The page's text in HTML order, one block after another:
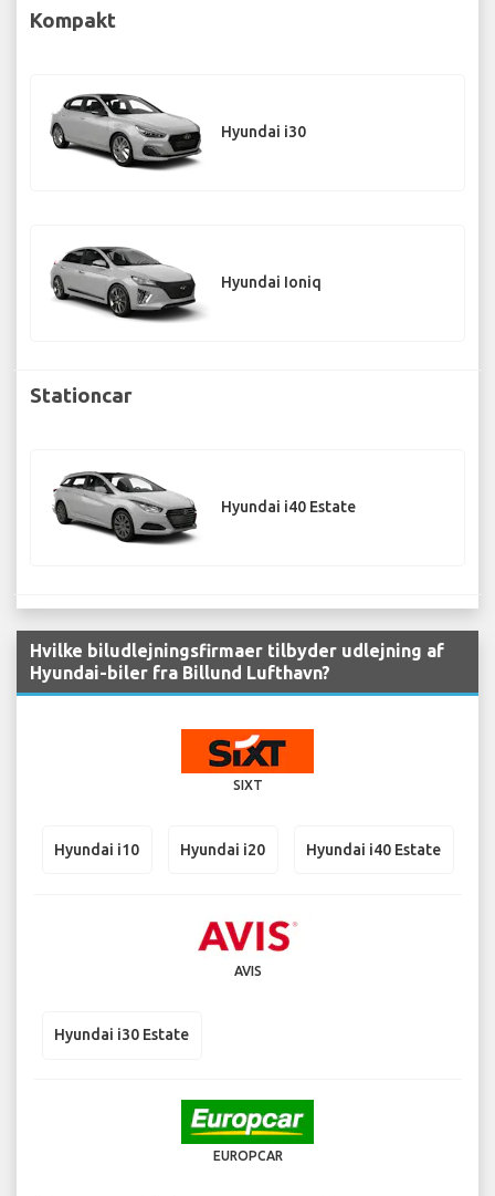
Kompakt
Hyundai i30
Hyundai Ioniq
Stationcar
Hyundai i40 Estate
Hvilke biludlejningsfirmaer tilbyder udlejning af
Hyundai-biler fra Billund Lufthavn?
SIXT
Hyundai i10 Hyundai i20 Hyundai i40 Estate
AVIS
Hyundai i30 Estate
EUROPCAR